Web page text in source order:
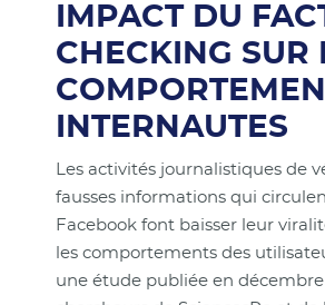
IMPACT DU
CHECKING SUR
INTERNAUTES
Les activités journalistiques de
fausses informations qui
Facebook font baisser leur
les comportements des
une étude publiée en